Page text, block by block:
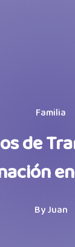
Familia
de
ByJuan